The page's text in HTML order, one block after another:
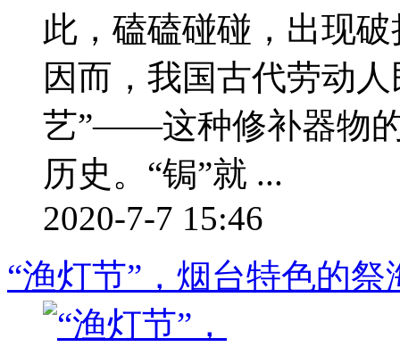
此，磕磕碰碰，出现
因而，我国古代劳动
艺”——这种修补器物
历史。“锔”就 ...
2020-7-7 15:46
“渔灯节”，烟台特色的祭